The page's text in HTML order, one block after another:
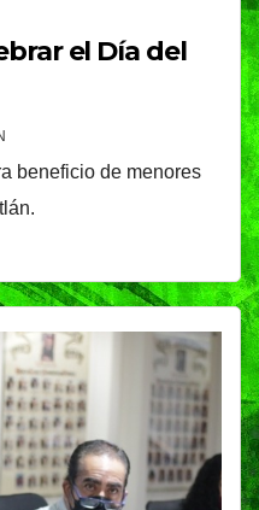
el Día del
beneficio de menores